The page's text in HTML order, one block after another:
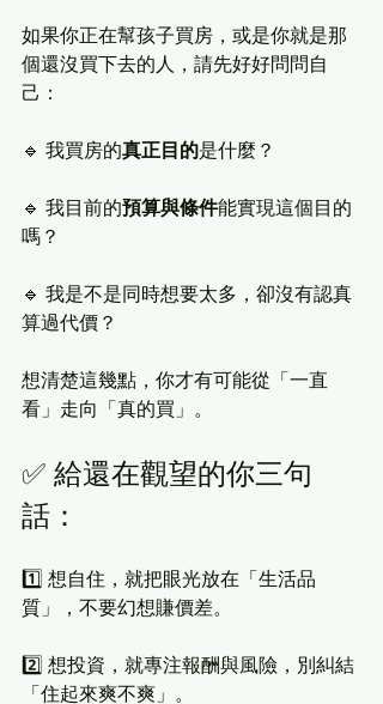
如果你正在幫孩子買房，或是你就是那
個還沒買下去的人，請先好好問問自
己：
🔹 我買房的真正目的是什麼？
🔹 我目前的預算與條件能實現這個目的
嗎？
🔹 我是不是同時想要太多，卻沒有認真
算過代價？
想清楚這幾點，你才有可能從「一直
看」走向「真的買」。
✅ 給還在觀望的你三句
話：
1️⃣ 想自住，就把眼光放在「生活品
質」，不要幻想賺價差。
2️⃣ 想投資，就專注報酬與風險，別糾結
「住起來爽不爽」。